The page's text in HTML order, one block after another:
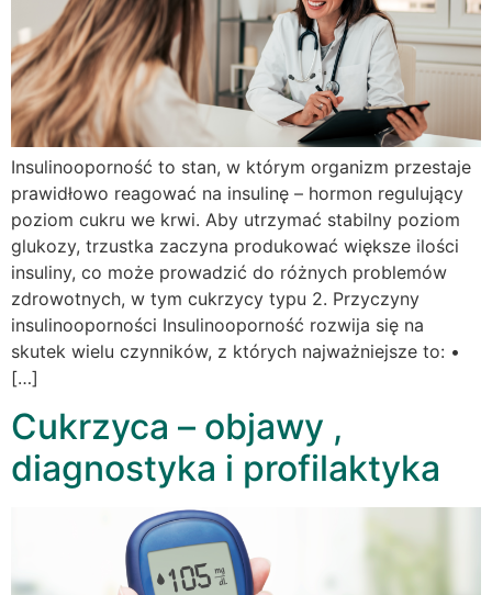
Insulinooporność to stan, w którym organizm przestaje
prawidłowo reagować na insulinę – hormon regulujący
poziom cukru we krwi. Aby utrzymać stabilny poziom
glukozy, trzustka zaczyna produkować większe ilości
insuliny, co może prowadzić do różnych problemów
zdrowotnych, w tym cukrzycy typu 2. Przyczyny
insulinooporności Insulinooporność rozwija się na
skutek wielu czynników, z których najważniejsze to: •
[…]
Cukrzyca – objawy ,
diagnostyka i profilaktyka